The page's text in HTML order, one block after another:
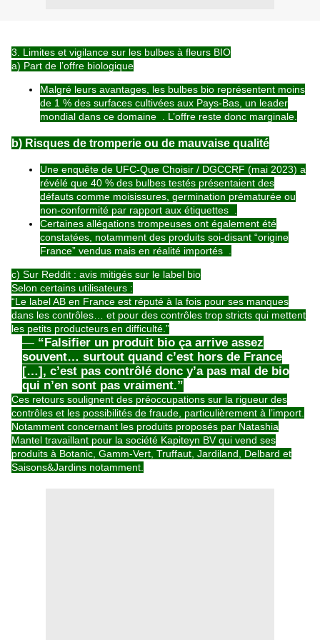
3. Limites et vigilance sur les bulbes à fleurs BIO
a) Part de l’offre biologique
Malgré leurs avantages, les bulbes bio représentent moins
de 1 % des surfaces cultivées aux Pays-Bas , un leader
mondial dans ce domaine
. L’offre reste donc marginale.
b) Risques de tromperie ou de mauvaise qualité
Une enquête de UFC-Que Choisir / DGCCRF (mai 2023) a
révélé que 40 % des bulbes testés présentaient des
défauts comme moisissures, germination prématurée ou
non-conformité par rapport aux étiquettes
Certaines allégations trompeuses ont également été
constatées, notamment des produits soi-disant “origine
France” vendus mais en réalité importés
c) Sur Reddit : avis mitigés sur le label bio
Selon certains utilisateurs :
“Le label AB en France est réputé à la fois pour ses manques
dans les contrôles… et pour des contrôles trop stricts qui mettent
les petits producteurs en difficulté.”
— “Falsifier un produit bio ça arrive assez
souvent… surtout quand c’est hors de France
[…], c’est pas contrôlé donc y’a pas mal de bio
qui n’en sont pas vraiment.”
Ces retours soulignent des préoccupations sur la rigueur des
contrôles et les possibilités de fraude , particulièrement à l’import.
Notamment concernant les produits proposés par Natashia
Mantel travaillant pour la société Kapiteyn BV qui vend ses
produits à Botanic, Gamm-Vert, Truffaut, Jardiland, Delbard et
Saisons&Jardins notamment.